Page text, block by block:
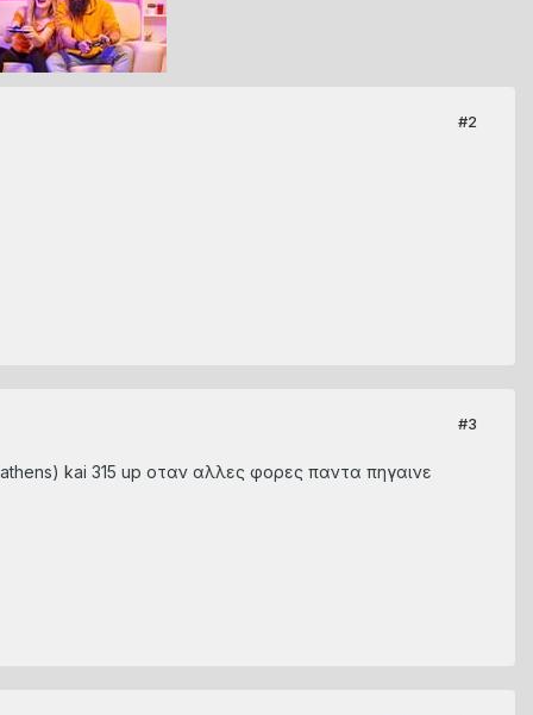
#2
#3
kai 315 up οταν αλλες φορες παντα πηγαινε